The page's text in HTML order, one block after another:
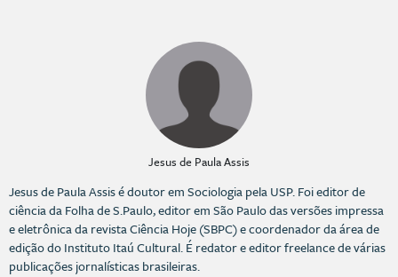
Jesus de Paula Assis
Jesus de Paula Assis é doutor em Sociologia pela USP. Foi editor de
ciência da Folha de S.Paulo, editor em São Paulo das versões impressa
e eletrônica da revista Ciência Hoje (SBPC) e coordenador da área de
edição do Instituto Itaú Cultural. É redator e editor freelance de várias
publicações jornalísticas brasileiras.